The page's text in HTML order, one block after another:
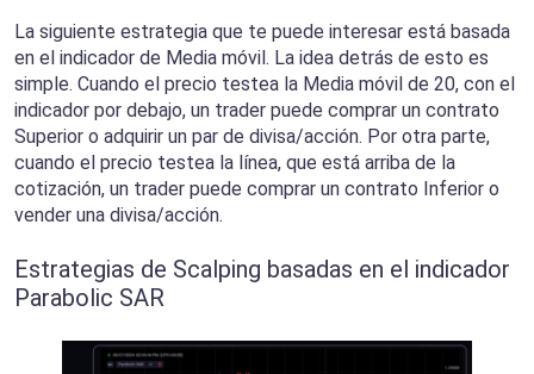
La siguiente estrategia que te puede interesar está basada
en el indicador de Media móvil. La idea detrás de esto es
simple. Cuando el precio testea la Media móvil de 20, con el
indicador por debajo, un trader puede comprar un contrato
Superior o adquirir un par de divisa/acción. Por otra parte,
cuando el precio testea la línea, que está arriba de la
cotización, un trader puede comprar un contrato Inferior o
vender una divisa/acción.
Estrategias de Scalping basadas en el indicador
Parabolic SAR